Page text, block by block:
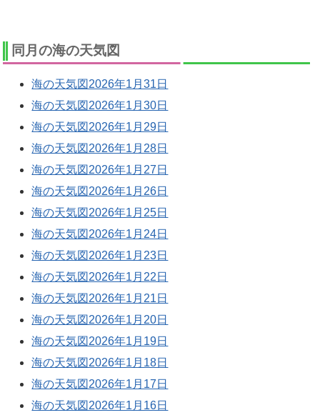
同月の海の天気図
海の天気図2026年1月31日
海の天気図2026年1月30日
海の天気図2026年1月29日
海の天気図2026年1月28日
海の天気図2026年1月27日
海の天気図2026年1月26日
海の天気図2026年1月25日
海の天気図2026年1月24日
海の天気図2026年1月23日
海の天気図2026年1月22日
海の天気図2026年1月21日
海の天気図2026年1月20日
海の天気図2026年1月19日
海の天気図2026年1月18日
海の天気図2026年1月17日
海の天気図2026年1月16日